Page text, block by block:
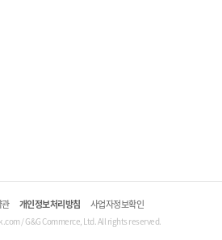
개인정보처리방침 사업자정보확인
/ G&G Commerce, Ltd. All rights reserved.